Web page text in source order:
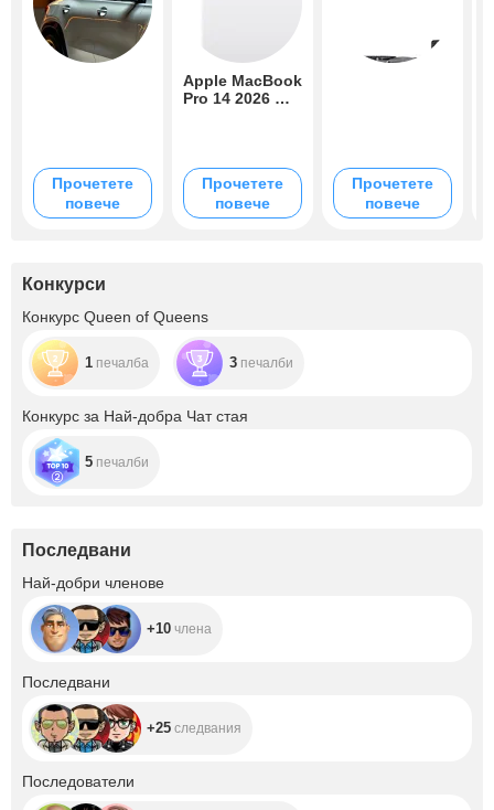
Прочетете
повече
Apple MacBook
Pro 14 2026 M5
Прочетете
повече
Прочетете
повече
Конкурси
Конкурс Queen of Queens
1 печалба 3 печалби
Конкурс за Най-добра Чат стая
5 печалби
Последвани
Най-добри членове
+10 члена
Последвани
+25 следвания
Последователи